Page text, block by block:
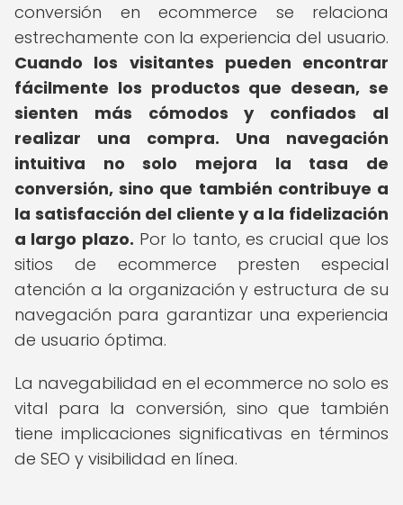
conversión en ecommerce se relaciona
estrechamente con la experiencia del usuario.
Cuando los visitantes pueden encontrar
fácilmente los productos que desean, se
sienten más cómodos y confiados al
realizar una compra.
Una navegación
intuitiva no solo mejora la tasa de
conversión, sino que también contribuye a
la satisfacción del cliente y a la fidelización
a largo plazo. Por lo tanto, es crucial que los
sitios de ecommerce presten especial
atención a la organización y estructura de su
navegación para garantizar una experiencia
de usuario óptima.
La navegabilidad en el ecommerce no solo es
vital para la conversión, sino que también
tiene implicaciones significativas en términos
de SEO y visibilidad en línea.